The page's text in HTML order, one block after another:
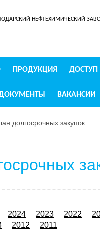
НЕФТЕХИМИЧЕСКИЙ
ПРОДУКЦИЯ
ВАКАНСИИ
долгосрочных закупок
2024 2023 2022
2012 2011